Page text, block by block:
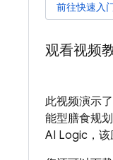
前往快速入
观看视频
此视频演示
能型膳食规
AI Logic ，